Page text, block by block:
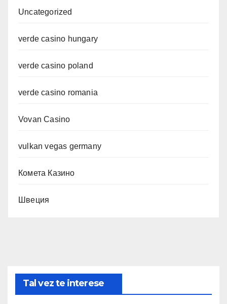
Uncategorized
verde casino hungary
verde casino poland
verde casino romania
Vovan Casino
vulkan vegas germany
Комета Казино
Швеция
Tal vez te interese